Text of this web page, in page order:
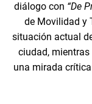
diálogo con “De
de Movilidad y
situación actual
ciudad, mientras
una mirada